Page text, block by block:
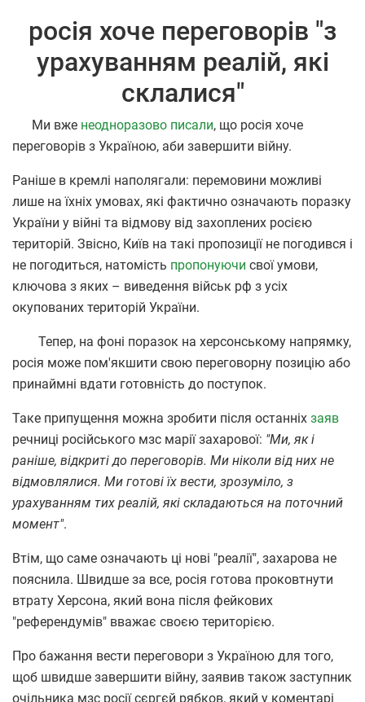
росія хоче переговорів "з
урахуванням реалій, які
склалися"
Ми вже неодноразово писали, що росія хоче
переговорів з Україною, аби завершити війну.
Раніше в кремлі наполягали: перемовини можливі
лише на їхніх умовах, які фактично означають поразку
України у війні та відмову від захоплених росією
територій. Звісно, Київ на такі пропозиції не погодився і
не погодиться, натомість пропонуючи свої умови,
ключова з яких – виведення військ рф з усіх
окупованих територій України.
Тепер, на фоні поразок на херсонському напрямку,
росія може пом'якшити свою переговорну позицію або
принаймні вдати готовність до поступок.
Таке припущення можна зробити після останніх заяв
речниці російського мзс марії захарової: "Ми, як і
раніше, відкриті до переговорів. Ми ніколи від них не
відмовлялися. Ми готові їх вести, зрозуміло, з
урахуванням тих реалій, які складаються на поточний
момент".
Втім, що саме означають ці нові "реалії", захарова не
пояснила. Швидше за все, росія готова проковтнути
втрату Херсона, який вона після фейкових
"референдумів" вважає своєю територією.
Про бажання вести переговори з Україною для того,
щоб швидше завершити війну, заявив також заступник
очільника мзс росії сєргєй рябков, який у коментарі